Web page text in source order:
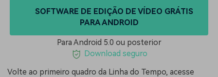
SOFTWARE DE EDIÇÃO DE VÍDEO GRÁTIS
PARA ANDROID
Para Android 5.0 ou posterior
Download seguro
Volte ao primeiro quadro da Linha do Tempo, acesse